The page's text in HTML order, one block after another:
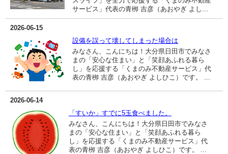
サービス」代表の青栁 吉彦（あおやぎ よし...
2026-06-15
設備を誤って壊してしまった場合は
みなさん、こんにちは！大分県日田市でみなさ
まの「安心な住まい」と「笑顔あふれる暮ら
し」を応援する「くまのみ不動産サービス」代
表の青栁 吉彦（あおやぎ よしひこ）です。 ...
2026-06-14
「すいか」すでに5玉食べました。
みなさん、こんにちは！大分県日田市でみなさ
まの「安心な住まい」と「笑顔あふれる暮ら
し」を応援する「くまのみ不動産サービス」代
表の青栁 吉彦（あおやぎ よしひこ）です。 ...